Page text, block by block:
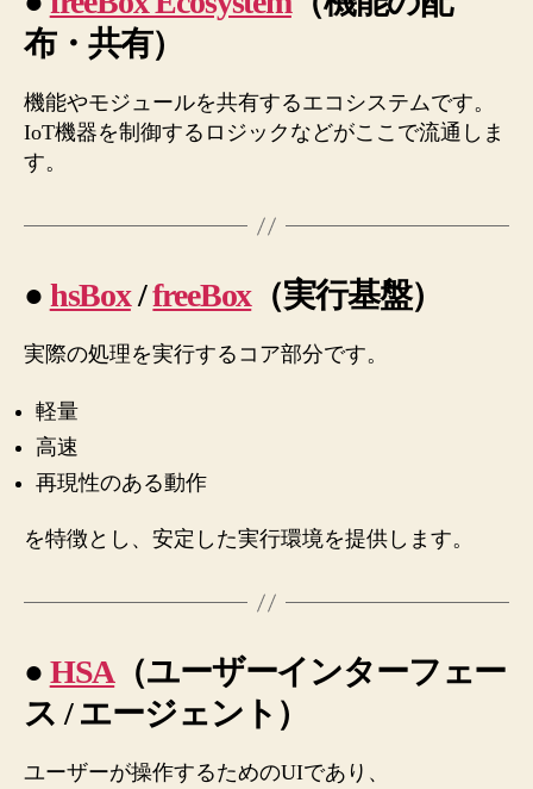
布・共有）
機能やモジュールを共有するエコシステムです。
IoT機器を制御するロジックなどがここで流通しま
す。
● hsBox/freeBox（実行基盤）
実際の処理を実行するコア部分です。
軽量
高速
再現性のある動作
を特徴とし、安定した実行環境を提供します。
● HSA（ユーザーインターフェー
ス / エージェント）
ユーザーが操作するためのUIであり、